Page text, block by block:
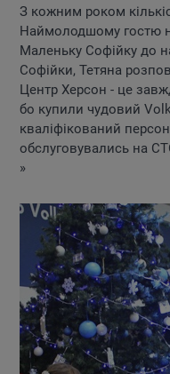
З кожним роком
Наймолодшому гостю
Маленьку Софійку до
Софійки, Тетяна
Центр Херсон - це
бо купили чудовий
кваліфікований
обслуговувались на
»